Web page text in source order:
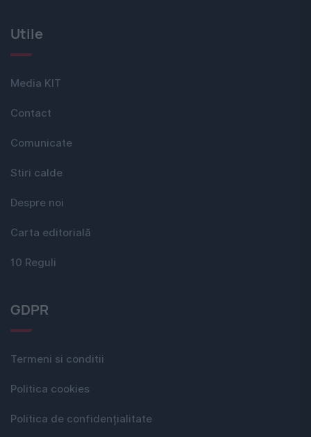
Utile
Media KIT
Contact
Comunicate
Stiri calde
Despre noi
Carta editorială
10 Reguli
GDPR
Termeni si conditii
Politica cookies
Politica de confidențialitate